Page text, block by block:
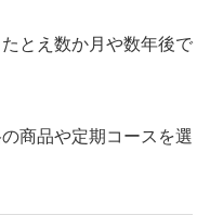
とえ数か月や数年後で
商品や定期コースを選